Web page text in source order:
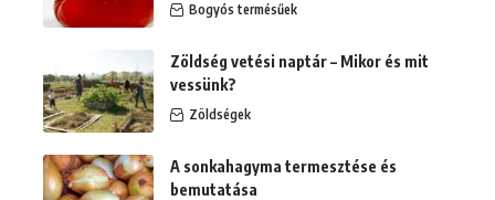
Bogyós termésűek
Zöldség vetési naptár – Mikor és mit
vessünk?
Zöldségek
A sonkahagyma termesztése és
bemutatása